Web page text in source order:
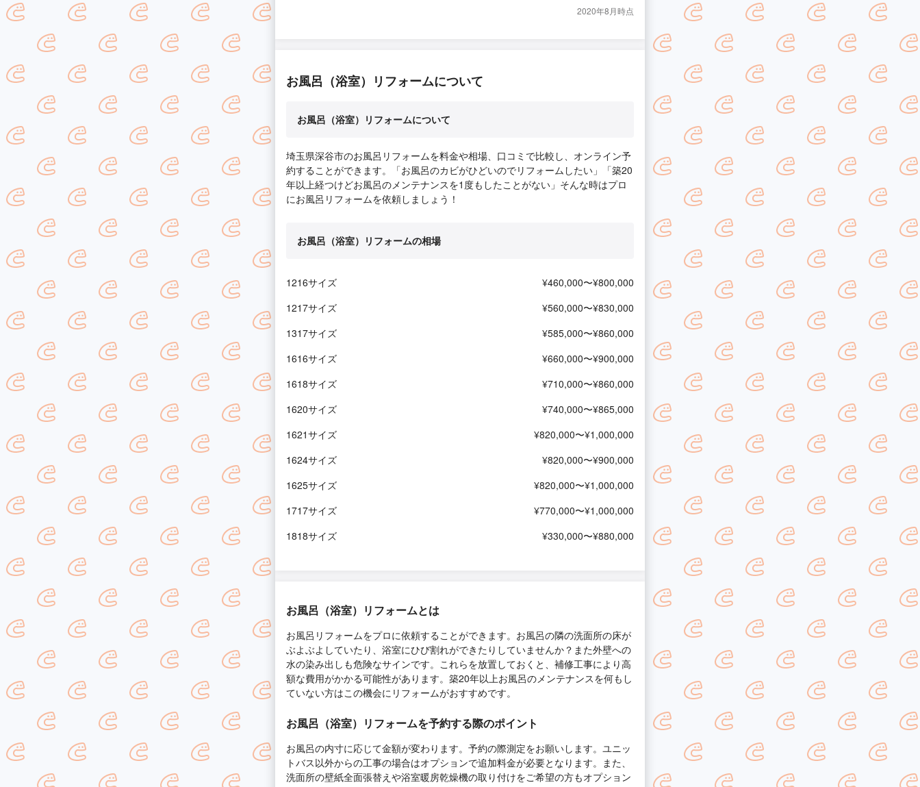
2020年8月時点
お風呂（浴室）リフォームについて
お風呂（浴室）リフォームについて
埼玉県深谷市のお風呂リフォームを料金や相場、口コミで比較し、オンライン予
約することができます。「お風呂のカビがひどいのでリフォームしたい」「築20
年以上経つけどお風呂のメンテナンスを1度もしたことがない」そんな時はプロ
にお風呂リフォームを依頼しましょう！
お風呂（浴室）リフォームの相場
1216サイズ
¥460,000〜¥800,000
1217サイズ
¥560,000〜¥830,000
1317サイズ
¥585,000〜¥860,000
1616サイズ
¥660,000〜¥900,000
1618サイズ
¥710,000〜¥860,000
1620サイズ
¥740,000〜¥865,000
1621サイズ
¥820,000〜¥1,000,000
1624サイズ
¥820,000〜¥900,000
1625サイズ
¥820,000〜¥1,000,000
1717サイズ
¥770,000〜¥1,000,000
1818サイズ
¥330,000〜¥880,000
お風呂（浴室）リフォームとは
お風呂リフォームをプロに依頼することができます。お風呂の隣の洗面所の床が
ぶよぶよしていたり、浴室にひび割れができたりしていませんか？また外壁への
水の染み出しも危険なサインです。これらを放置しておくと、補修工事により高
額な費用がかかる可能性があります。築20年以上お風呂のメンテナンスを何もし
ていない方はこの機会にリフォームがおすすめです。
お風呂（浴室）リフォームを予約する際のポイント
お風呂の内寸に応じて金額が変わります。予約の際測定をお願いします。ユニッ
トバス以外からの工事の場合はオプションで追加料金が必要となります。また、
洗面所の壁紙全面張替えや浴室暖房乾燥機の取り付けをご希望の方もオプション